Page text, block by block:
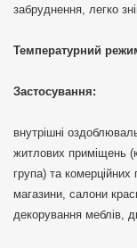
забруднення, легко
Температурний
Застосування:
внутрішні
житлових приміщень
група) та
магазини, салони
декорування меблів,